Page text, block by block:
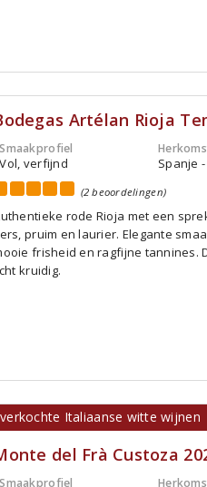
Artélan Rioja
Smaakprofiel
Vol, verfijnd Spanje
(2 beoordelingen)
rode Rioja met een
pruim en laurier. Elegante
frisheid en ragfijne tannines.
kruidig.
Italiaanse witte wijnen
del Frà Custoza
Smaakprofiel